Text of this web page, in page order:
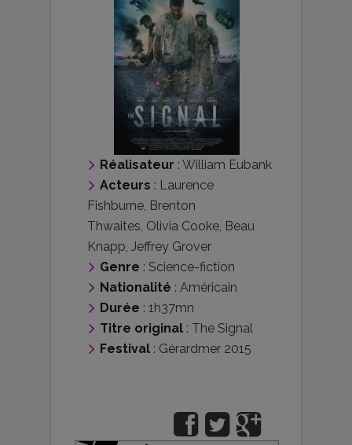
Réalisateur : William Eubank
Acteurs : Laurence
Fishburne Brenton
Thwaites Olivia Cooke Beau
Knapp Jeffrey Grover
Genre : Science-fiction
Nationalité : Américain
Durée : 1h37mn
Titre original : The Signal
Festival : Gérardmer 2015